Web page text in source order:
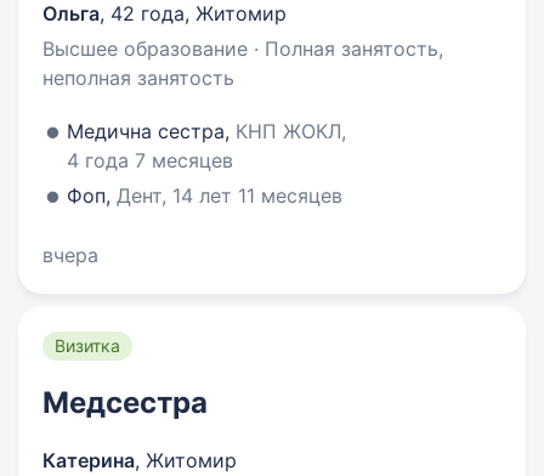
Ольга, 42 года, Житомир
Высшее образование · Полная занятость,
неполная занятость
Медична сестра, КНП ЖОКЛ,
4 года 7 месяцев
Фоп, Дент, 14 лет 11 месяцев
вчера
Визитка
Медсестра
Катерина, Житомир